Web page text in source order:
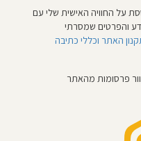
על החוויה האישית שלי עם
והפרטים שמסרתי
האתר וכללי כתיבה
פרסומות מהאתר